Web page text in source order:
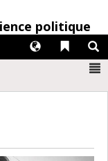
politique
Liens
Langues